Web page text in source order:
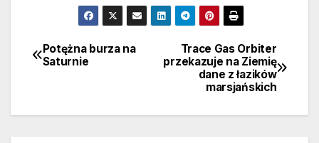
Nawigacja
Trace Gas Orbiter
przekazuje na Ziemię
dane z łazików
marsjańskich
Potężna burza na
Saturnie